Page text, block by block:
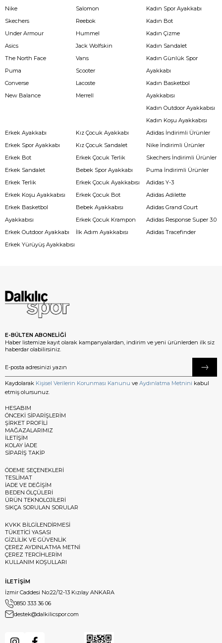
Nike
Skechers
Under Armour
Asics
The North Face
Puma
Converse
New Balance
Salomon
Reebok
Hummel
Jack Wolfskin
Vans
Scooter
Lacoste
Merrell
Kadın Spor Ayakkabı
Kadın Bot
Kadın Çizme
Kadın Sandalet
Kadın Günlük Spor
Ayakkabı
Kadın Basketbol
Ayakkabısı
Kadın Outdoor Ayakkabısı
Kadın Koşu Ayakkabısı
Erkek Ayakkabı
Erkek Spor Ayakkabı
Erkek Bot
Erkek Sandalet
Erkek Terlik
Erkek Koşu Ayakkabısı
Erkek Basketbol
Ayakkabısı
Erkek Outdoor Ayakkabı
Erkek Yürüyüş Ayakkabısı
Kız Çocuk Ayakkabı
Kız Çocuk Sandalet
Erkek Çocuk Terlik
Bebek Spor Ayakkabı
Erkek Çocuk Ayakkabısı
Erkek Çocuk Bot
Bebek Ayakkabısı
Erkek Çocuk Krampon
İlk Adım Ayakkabısı
Adidas İndirimli Ürünler
Nike İndirimli Ürünler
Skechers İndirimli Ürünler
Puma İndirimli Ürünler
Adidas Y-3
Adidas Adilette
Adidas Grand Court
Adidas Response Super 3.0
Adidas Tracefinder
E-BÜLTEN ABONELİĞİ
Haber listemize kayıt olarak kampanyalardan, indirim ve yeni ürünlerden ilk siz
haberdar olabilirsiniz.
Kaydolarak Kişisel Verilerin Korunması Kanunu ve Aydınlatma Metnini kabul
etmiş olursunuz.
HESABIM
ÖNCEKİ SİPARİŞLERİM
ŞİRKET PROFİLİ
MAĞAZALARIMIZ
İLETİŞİM
KOLAY İADE
SİPARİŞ TAKİP
ÖDEME SEÇENEKLERİ
TESLİMAT
İADE VE DEĞİŞİM
BEDEN ÖLÇÜLERİ
ÜRÜN TEKNOLOJİLERİ
SIKÇA SORULAN SORULAR
KVKK BİLGİLENDİRMESİ
TÜKETİCİ YASASI
GİZLİLİK VE GÜVENLİK
ÇEREZ AYDINLATMA METNİ
ÇEREZ TERCİHLERİM
KULLANIM KOŞULLARI
İLETİŞİM
İzmir Caddesi No:22/12-13 Kızılay ANKARA
0850 333 36 06
destek@dalkilicspor.com